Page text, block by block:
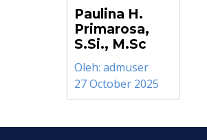
Paulina H.
Primarosa,
S.Si., M.Sc
Oleh: admuser
27 October 2025